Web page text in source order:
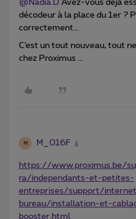
@Nadia.D Avez-vous déjà
décodeur à la place du 1er ?
correctement…
C’est un tout nouveau, tout
chez Proximus ...
M M_016F
https://www.proximus.be/
ra/independants-et-petites-
entreprises/support/
bureau/installation-et-
booster.html